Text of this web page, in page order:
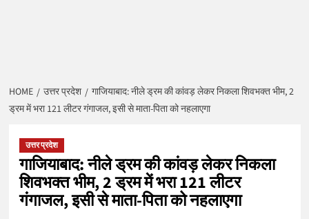
HOME उत्तर प्रदेश
गाजियाबाद: नीले ड्रम की कांवड़ लेकर निकला शिवभक्त भीम, 2
ड्रम में भरा 121 लीटर गंगाजल, इसी से माता-पिता को नहलाएगा
उत्तर प्रदेश
गाजियाबाद: नीले ड्रम की कांवड़ लेकर निकला
शिवभक्त भीम, 2 ड्रम में भरा 121 लीटर
गंगाजल, इसी से माता-पिता को नहलाएगा